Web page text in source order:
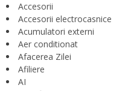
Accesorii
Accesorii electrocasnice
Acumulatori externi
Aer conditionat
Afacerea Zilei
Afiliere
AI